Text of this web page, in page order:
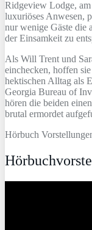
Ridgeview Lodge,
luxuriöses Anwesen,
nur wenige Gäste die
der Einsamkeit zu
Als Will Trent und
einchecken, hoffen
hektischen Alltag als
Georgia Bureau of
hören die beiden
brutal ermordet
Hörbuch